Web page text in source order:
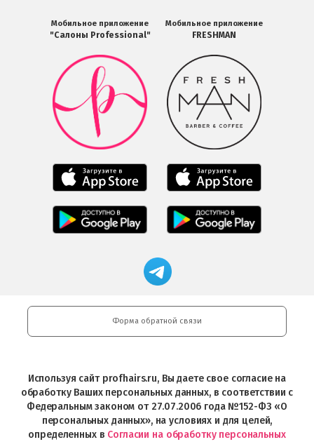
Мобильное приложение
"Салоны Professional"
Мобильное
приложение
Салоны
Professional
загрузить
в
Google
Мобильное
приложение
Professional
загрузить
Мобильное
приложение
Professional
загрузить
Play
Мобильное приложение
FRESHMAN
Мобильное
приложение
FRESHMAN
в
Google
Play
Мобильное
приложение
загрузить
в
Мобильное
приложение
Магазин
профессиональной
Professional
и
Интернет-
Telegram
Форма обратной связи
Используя сайт profhairs.ru, Вы даете свое согласие на
обработку Ваших персональных данных, в соответствии с
Федеральным законом от 27.07.2006 года №152-ФЗ «О
персональных данных», на условиях и для целей,
определенных в Согласии на обработку персональных